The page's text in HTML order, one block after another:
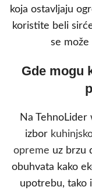
koja ostavljaju
koristite beli
se može
Gde mogu
Na
izbor
opreme uz brzu
obuhvata kako
upotrebu, tako